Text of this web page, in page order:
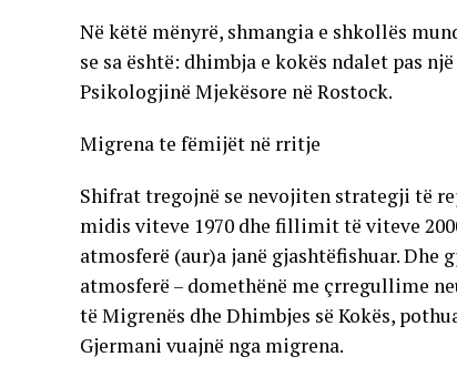
Në këtë mënyrë, shmangia e shkollës
se sa është: dhimbja e kokës ndalet pas
Psikologjinë Mjekësore në Rostock.
Migrena te fëmijët në rritje
Shifrat tregojnë se nevojiten strategji të
midis viteve 1970 dhe fillimit të viteve
atmosferë (aur)a janë gjashtëfishuar.
atmosferë – domethënë me çrregullime
të Migrenës dhe Dhimbjes së Kokës,
Gjermani vuajnë nga migrena.